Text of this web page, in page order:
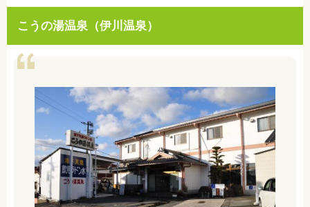
こうの湯温泉（伊川温泉）